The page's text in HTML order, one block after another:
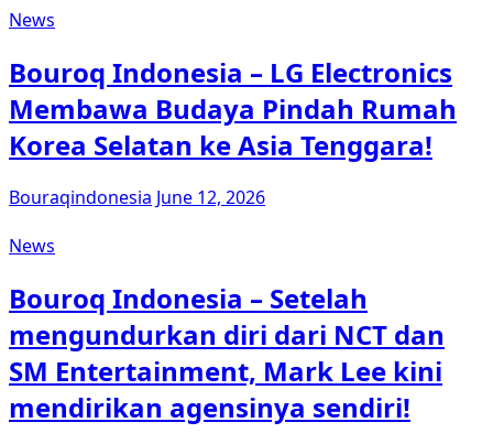
News
Bouroq Indonesia – LG Electronics
Membawa Budaya Pindah Rumah
Korea Selatan ke Asia Tenggara!
Bouraqindonesia June 12, 2026
News
Bouroq Indonesia – Setelah
mengundurkan diri dari NCT dan
SM Entertainment, Mark Lee kini
mendirikan agensinya sendiri!